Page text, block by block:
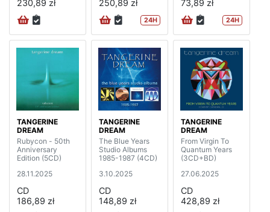
230,89 zł 250,89 zł
24H
73,89 zł
24H
TANGERINE
DREAM
Rubycon - 50th
Anniversary
Edition (5CD)
28.11.2025
CD
186,89 zł
TANGERINE
DREAM
The Blue Years
Studio Albums
1985-1987 (4CD)
3.10.2025
CD
148,89 zł
TANGERINE
DREAM
From Virgin To
Quantum Years
(3CD+BD)
27.06.2025
CD
428,89 zł